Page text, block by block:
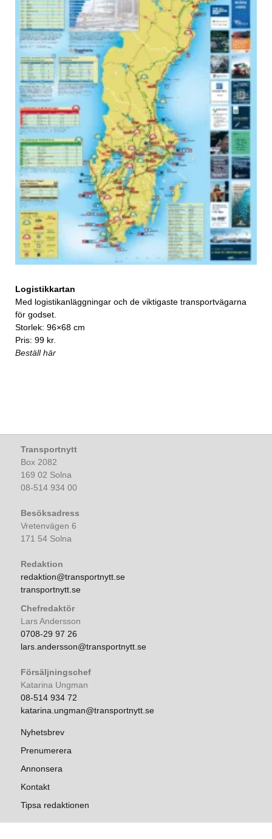
Logistikkartan
Med logistikanläggningar och de viktigaste transportvägarna
för godset.
Storlek: 96×68 cm
Pris: 99 kr.
Beställ här
Transportnytt
Box 2082
169 02 Solna
08-514 934 00
Besöksadress
Vretenvägen 6
171 54 Solna
Redaktion
redaktion@transportnytt.se
transportnytt.se
Chefredaktör
Lars Andersson
0708-29 97 26
lars.andersson@transportnytt.se
Försäljningschef
Katarina Ungman
08-514 934 72
katarina.ungman@transportnytt.se
Nyhetsbrev
Prenumerera
Annonsera
Kontakt
Tipsa redaktionen